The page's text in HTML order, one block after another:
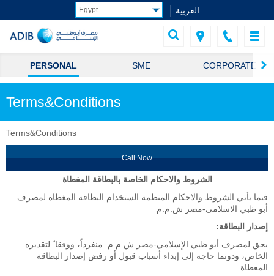
العربية
PERSONAL SME CORPORATE
Terms&Conditions
Terms&Conditions
Call Now
الشروط والاحكام الخاصة بالبطاقة المغطاة
فيما يأتي الشروط والاحكام المنظمة الستخدام البطاقة المغطاة لمصرف
أبو ظبي الاسلامى-مصر ش.م.م
إصدار البطاقة:
يحق لمصرف أبو ظبي الإسلامي-مصر ش.م.م. منفرداً، ووفقا ً لتقديره
الخاص، ودونما حاجة إلى إبداء أسباب قبول أو رفض إصدار البطاقة
المغطاة.